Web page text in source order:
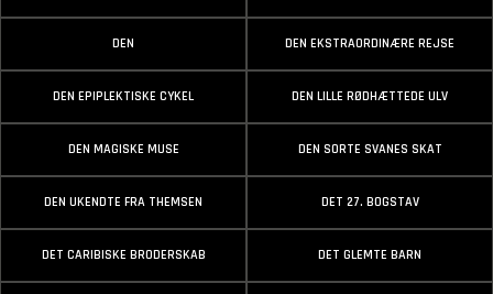
DEN DEN EKSTRAORDINÆRE REJSE
DEN EPIPLEKTISKE CYKEL DEN LILLE RØDHÆTTEDE ULV
DEN MAGISKE MUSE DEN SORTE SVANES SKAT
DEN UKENDTE FRA THEMSEN DET 27. BOGSTAV
DET CARIBISKE BRODERSKAB DET GLEMTE BARN